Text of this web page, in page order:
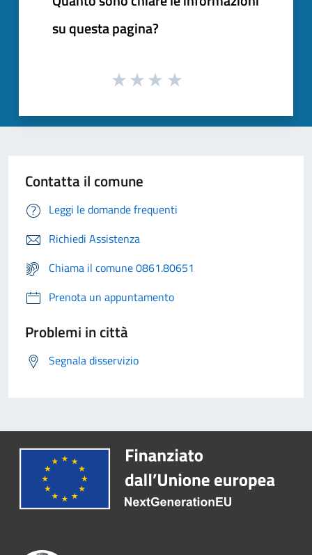
su questa pagina?
Contatta il comune
Leggi le domande frequenti
Richiedi Assistenza
Chiama il comune 0861.80651
Prenota un appuntamento
Problemi in città
Segnala disservizio